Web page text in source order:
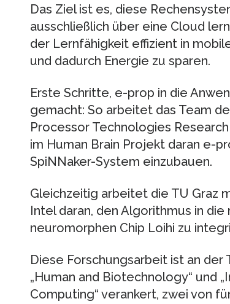
Das Ziel ist es, diese
ausschließlich über eine Cloud
der Lernfähigkeit effizient in
und dadurch Energie zu sparen.
Erste Schritte, e-prop in die
gemacht: So arbeitet das Team
Processor Technologies
im Human Brain Projekt daran e-
SpiNNaker-System einzubauen.
Gleichzeitig arbeitet die TU Graz
Intel daran, den Algorithmus in
neuromorphen Chip Loihi zu
Diese Forschungsarbeit ist an der
„Human and Biotechnology“ und
Computing“ verankert, zwei von